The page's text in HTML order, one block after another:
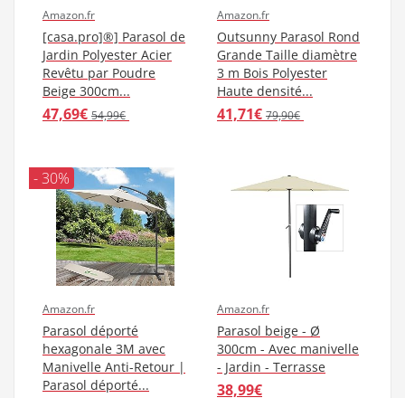
Amazon.fr
[casa.pro]®] Parasol de
Jardin Polyester Acier
Revêtu par Poudre
Beige 300cm...
47,69€ 54,99€
Amazon.fr
Outsunny Parasol Rond
Grande Taille diamètre
3 m Bois Polyester
Haute densité...
41,71€ 79,90€
- 30%
Amazon.fr
Parasol déporté
hexagonale 3M avec
Manivelle Anti-Retour |
Parasol déporté...
Amazon.fr
Parasol beige - Ø
300cm - Avec manivelle
- Jardin - Terrasse
38,99€